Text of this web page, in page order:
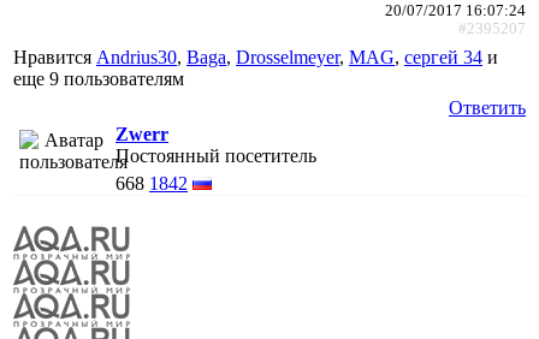
20/07/2017 16:07:24
#2395207
Нравится Andrius30, Baga, Drosselmeyer, MAG, сергей 34 и
еще 9 пользователям
Ответить
Zwerr
Постоянный посетитель
668 1842